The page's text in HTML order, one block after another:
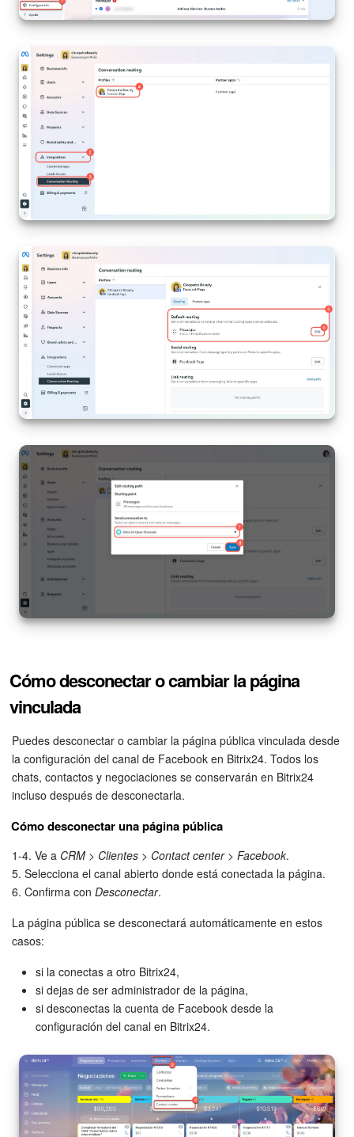
Cómo desconectar o cambiar la página
vinculada
Puedes desconectar o cambiar la página pública vinculada desde
la configuración del canal de Facebook en Bitrix24. Todos los
chats, contactos y negociaciones se conservarán en Bitrix24
incluso después de desconectarla.
Cómo desconectar una página pública
1-4. Ve a CRM > Clientes > Contact center> Facebook.
5. Selecciona el canal abierto donde está conectada la página.
6. Confirma con Desconectar.
La página pública se desconectará automáticamente en estos
casos:
si la conectas a otro Bitrix24,
si dejas de ser administrador de la página,
si desconectas la cuenta de Facebook desde la
configuración del canal en Bitrix24.